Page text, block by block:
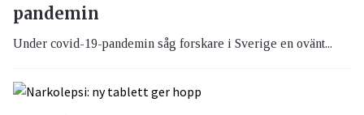
pandemin
Under covid-19-pandemin såg forskare i Sverige en ovänt...